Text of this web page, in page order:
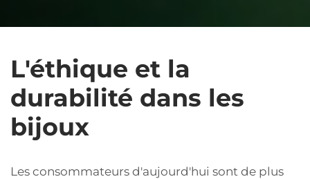
L'éthique et la
durabilité dans les
bijoux
Les consommateurs d'aujourd'hui sont de plus